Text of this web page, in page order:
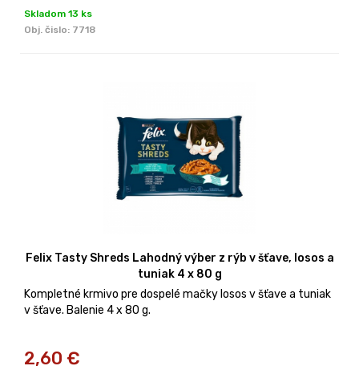
Skladom 13 ks
Obj. čislo: 7718
Felix Tasty Shreds Lahodný výber z rýb v šťave, losos a
tuniak 4 x 80 g
Kompletné krmivo pre dospelé mačky losos v šťave a tuniak
v šťave. Balenie 4 x 80 g.
2,60 €